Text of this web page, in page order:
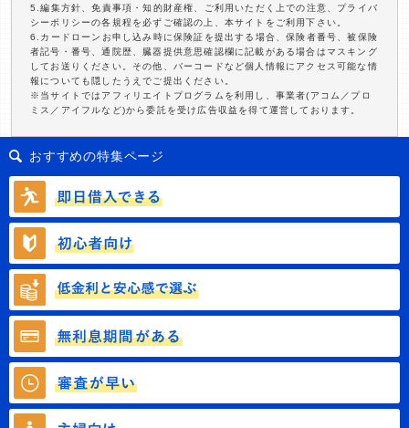
5.編集方針、免責事項・知的財産権、ご利用いただく上での注意、プライバ
シーポリシーの各規程を必ずご確認の上、本サイトをご利用下さい。
6.カードローンお申し込み時に保険証を提出する場合、保険者番号、被保険
者記号・番号、通院歴、臓器提供意思確認欄に記載がある場合はマスキング
してお送りください。その他、バーコードなど個人情報にアクセス可能な情
報についても隠したうえでご提出ください。
※当サイトではアフィリエイトプログラムを利用し、事業者(アコム／プロ
ミス／アイフルなど)から委託を受け広告収益を得て運営しております。
おすすめの特集ページ